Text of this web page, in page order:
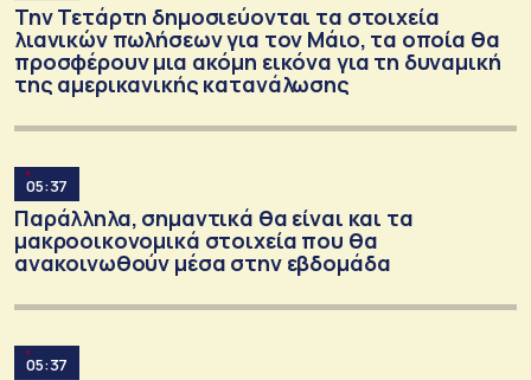
Την Τετάρτη δημοσιεύονται τα στοιχεία
λιανικών πωλήσεων για τον Μάιο, τα οποία θα
προσφέρουν μια ακόμη εικόνα για τη δυναμική
της αμερικανικής κατανάλωσης
05:37
Παράλληλα, σημαντικά θα είναι και τα
μακροοικονομικά στοιχεία που θα
ανακοινωθούν μέσα στην εβδομάδα
05:37